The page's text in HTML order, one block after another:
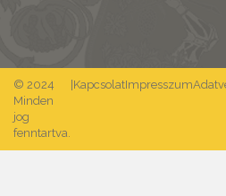
© 2024
Minden
jog
fenntartva.
KapcsolatImpresszum